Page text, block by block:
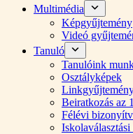
Multimédia
Képgyűjtemény
Videó
Tanuló
Tanulóink
Osztályképek
Beiratkozás az
Félévi
Iskolaválasztási